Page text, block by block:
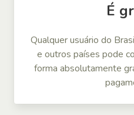
É
Qualquer usuário do
e outros países pode
forma absolutamente